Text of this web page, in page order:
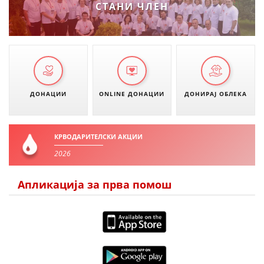
ДИСЕМИНАЦИЈА
MЕЃУНАРОДНО ХУМАНИТАРНО ПРАВО
ПРОМОЦИЈА НА ХУМАНИ ВРЕДНОСТИ
УПОТРЕБА И ЗАШТИТА НА АМБЛЕМОТ
КАКО ДА ДОНИРАТЕ
ПОДГОТВЕНОСТ И ДЕЈСТВО ПРИ КАТАСТРОФИ
ПРОЕКТИ – ПОДГОТВЕНОСТ И ДЕЈСТВУВАЊЕ ПРИ КАТАСТРОФИ
ОДНОСИ СО ЈАВНОСТ
МЕЃУНАРОДНА СОРАБОТКА
СТАНИ ЧЛЕН
ДОНАЦИИ ONLINE ДОНАЦИИ ДОНИРАЈ ОБЛЕКА
КРВОДАРИТЕЛСКИ АКЦИИ
2026
Апликација за прва помош